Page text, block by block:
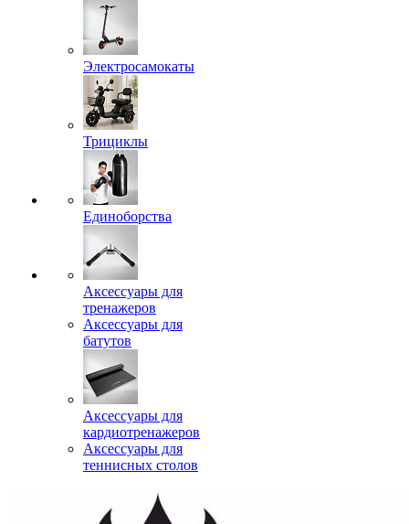
Электросамокаты
Трициклы
Единоборства
Аксессуары для
тренажеров
Аксессуары для
батутов
Аксессуары для
кардиотренажеров
Аксессуары для
теннисных столов